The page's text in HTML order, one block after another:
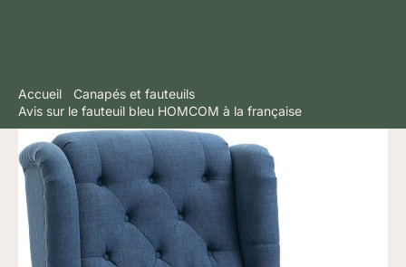
Accueil
Canapés et fauteuils
Avis sur le fauteuil bleu HOMCOM à la française